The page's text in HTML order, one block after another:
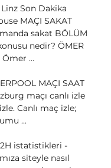
Son Dakika
MAÇI SAKAT
sakat BÖLÜM
nedir? ÖMER
...
MAÇI SAAT
maçı canlı izle
Canlı maç izle;
...
istatistikleri -
siteyle nasıl